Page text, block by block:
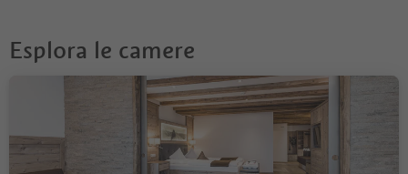
Esplora le camere